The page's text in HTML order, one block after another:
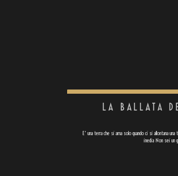
LA BALLATA
E' una terra che si ama solo quando ci si allontana
inedia Non sei un